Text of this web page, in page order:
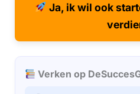
Ja, ik wil ook
Verken op